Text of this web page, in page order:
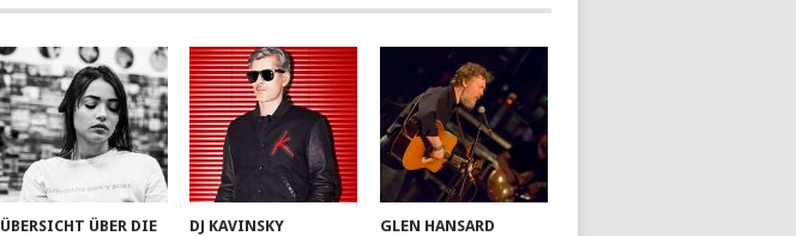
ÜBERSICHT ÜBER DIE DJ KAVINSKY GLEN HANSARD